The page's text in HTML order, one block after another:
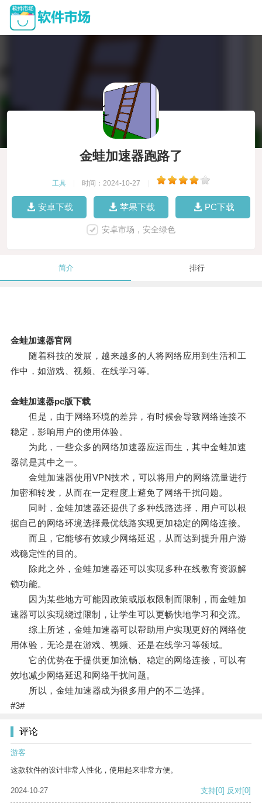
金蛙加速器跑路了
工具 时间：2024-10-27
安卓下载 苹果下载 PC下载
安卓市场，安全绿色
简介 排行
金蛙加速器官网
随着科技的发展，越来越多的人将网络应用到生活和工
作中，如游戏、视频、在线学习等。
金蛙加速器pc版下载
但是，由于网络环境的差异，有时候会导致网络连接不
稳定，影响用户的使用体验。
为此，一些众多的网络加速器应运而生，其中金蛙加速
器就是其中之一。
金蛙加速器使用VPN技术，可以将用户的网络流量进行
加密和转发，从而在一定程度上避免了网络干扰问题。
同时，金蛙加速器还提供了多种线路选择，用户可以根
据自己的网络环境选择最优线路实现更加稳定的网络连接。
而且，它能够有效减少网络延迟，从而达到提升用户游
戏稳定性的目的。
除此之外，金蛙加速器还可以实现多种在线教育资源解
锁功能。
因为某些地方可能因政策或版权限制而限制，而金蛙加
速器可以实现绕过限制，让学生可以更畅快地学习和交流。
综上所述，金蛙加速器可以帮助用户实现更好的网络使
用体验，无论是在游戏、视频、还是在线学习等领域。
它的优势在于提供更加流畅、稳定的网络连接，可以有
效地减少网络延迟和网络干扰问题。
所以，金蛙加速器成为很多用户的不二选择。
#3#
评论
游客
这款软件的设计非常人性化，使用起来非常方便。
2024-10-27 支持[0] 反对[0]